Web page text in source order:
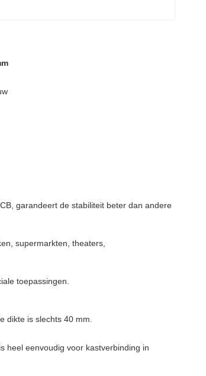
garandeert de stabiliteit beter dan andere
supermarkten, theaters,
toepassingen.
dikte is slechts 40 mm.
heel eenvoudig voor kastverbinding in